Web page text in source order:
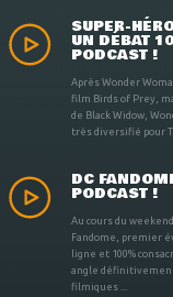
SUPER-
UN DÉBAT
PODCAST !
Après Wonder
film Birds of Prey,
de Black Widow,
très diversifié pour
DC
PODCAST !
Au cours du
Fandome, premier
ligne et 100%
angle
filmiques ...